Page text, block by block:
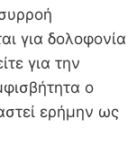
για δολοφονία
για την
ο
ερήμην ως